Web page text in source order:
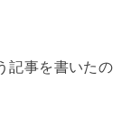
記事を書いたの